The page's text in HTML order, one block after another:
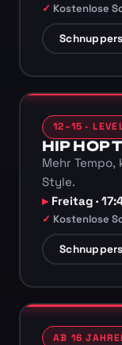
Kostenlose
12–15 ·
HIP HOP
Mehr
Style.
Freitag ·
Kostenlose
AB 16